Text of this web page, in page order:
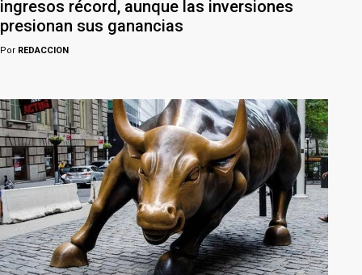
ingresos récord, aunque las inversiones
presionan sus ganancias
Por REDACCION